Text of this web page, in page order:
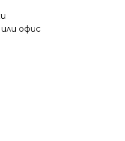
офис